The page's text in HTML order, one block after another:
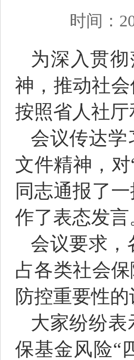
时间：
为深入贯
神，推动社
按照省人社
会议传达学
文件精神，
同志通报了
作了表态发
会议要求，
占各类社会
防控重要性
大家纷纷表
保基金风险“